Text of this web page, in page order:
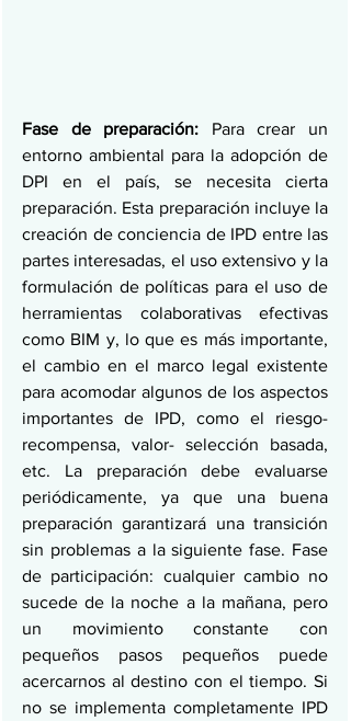
Fase de preparación: Para crear un
entorno ambiental para la adopción de
DPI en el país, se necesita cierta
preparación. Esta preparación incluye la
creación de conciencia de IPD entre las
partes interesadas, el uso extensivo y la
formulación de políticas para el uso de
herramientas colaborativas efectivas
como BIM y, lo que es más importante,
el cambio en el marco legal existente
para acomodar algunos de los aspectos
importantes de IPD, como el riesgo-
recompensa, valor- selección basada,
etc. La preparación debe evaluarse
periódicamente, ya que una buena
preparación garantizará una transición
sin problemas a la siguiente fase. Fase
de participación: cualquier cambio no
sucede de la noche a la mañana, pero
un movimiento constante con
pequeños pasos pequeños puede
acercarnos al destino con el tiempo. Si
no se implementa completamente IPD